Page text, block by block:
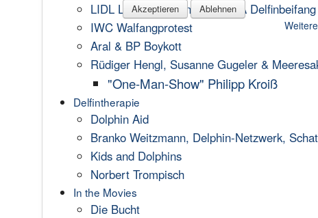
LIDL Lachsvergiftung - EDEKA Delfinbeifang
IWC Walfangprotest
Aral & BP Boykott
Rüdiger Hengl, Susanne Gugeler &
"One-Man-Show" Philipp Kroiß
Delfintherapie
Dolphin Aid
Branko Weitzmann, Delphin-Netzwerk,
Kids and Dolphins
Norbert Trompisch
In the Movies
Die Bucht
Akzeptieren Ablehnen